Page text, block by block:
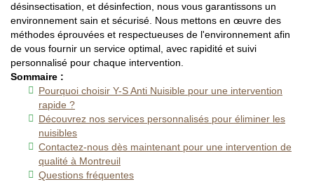
désinsectisation, et désinfection, nous vous garantissons un
environnement sain et sécurisé. Nous mettons en œuvre des
méthodes éprouvées et respectueuses de l'environnement afin
de vous fournir un service optimal, avec rapidité et suivi
personnalisé pour chaque intervention.
Sommaire :
Pourquoi choisir Y-S Anti Nuisible pour une intervention
rapide ?
Découvrez nos services personnalisés pour éliminer les
nuisibles
Contactez-nous dès maintenant pour une intervention de
qualité à Montreuil
Questions fréquentes